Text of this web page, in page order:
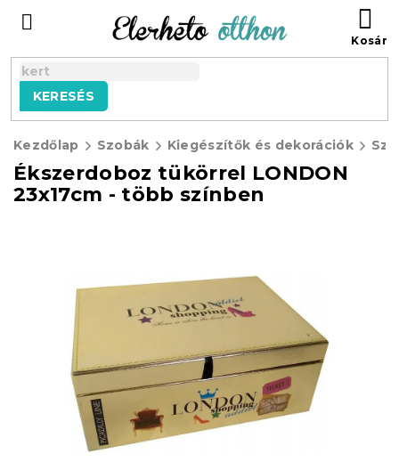
tartalomhoz
KERESÉS
Kezdőlap Szobák Kiegészítők és dekorációk
Ékszerdoboz tükörrel LONDON
23x17cm - több színben